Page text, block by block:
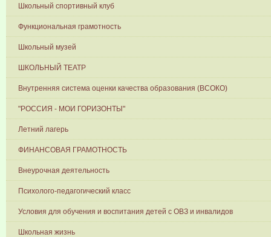
Школьный спортивный клуб
Функциональная грамотность
Школьный музей
ШКОЛЬНЫЙ ТЕАТР
Внутренняя система оценки качества образования (ВСОКО)
"РОССИЯ - МОИ ГОРИЗОНТЫ"
Летний лагерь
ФИНАНСОВАЯ ГРАМОТНОСТЬ
Внеурочная деятельность
Психолого-педагогический класс
Условия для обучения и воспитания детей с ОВЗ и инвалидов
Школьная жизнь